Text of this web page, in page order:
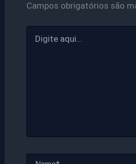
Campos obrigatórios são
aqui...